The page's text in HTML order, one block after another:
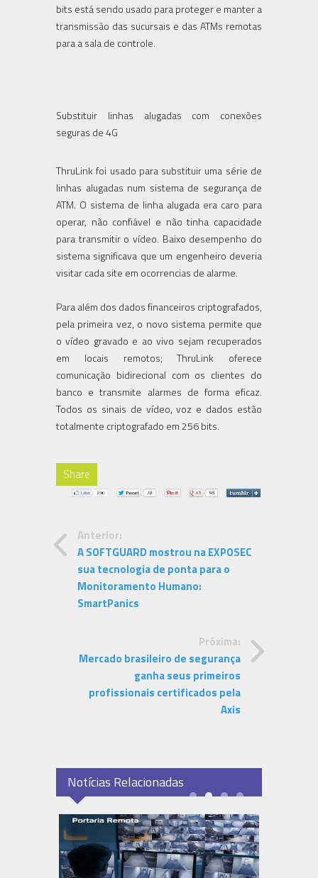
bits está sendo usado para proteger e manter a
transmissão das sucursais e das ATMs remotas
para a sala de controle.
Substituir linhas alugadas com conexões
seguras de 4G
ThruLink foi usado para substituir uma série de
linhas alugadas num sistema de segurança de
ATM. O sistema de linha alugada era caro para
operar, não confiável e não tinha capacidade
para transmitir o vídeo. Baixo desempenho do
sistema significava que um engenheiro deveria
visitar cada site em ocorrencias de alarme.
Para além dos dados financeiros criptografados,
pela primeira vez, o novo sistema permite que
o vídeo gravado e ao vivo sejam recuperados
em locais remotos; ThruLink oferece
comunicação bidirecional com os clientes do
banco e transmite alarmes de forma eficaz.
Todos os sinais de vídeo, voz e dados estão
totalmente criptografado em 256 bits.
Share
Anterior:
A SOFTGUARD mostrou na EXPOSEC
sua tecnologia de ponta para o
Monitoramento Humano:
SmartPanics
Próxima:
Mercado brasileiro de segurança
ganha seus primeiros
profissionais certificados pela
Axis
Notícias Relacionadas